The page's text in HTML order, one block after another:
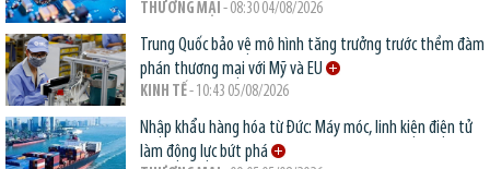
THƯƠNG MẠI - 08:30 04/08/2026
Trung Quốc bảo vệ mô hình tăng trưởng trước thềm đàm
phán thương mại với Mỹ và EU
KINH TẾ- 10:43 05/08/2026
Nhập khẩu hàng hóa từ Đức: Máy móc, linh kiện điện tử
làm động lực bứt phá